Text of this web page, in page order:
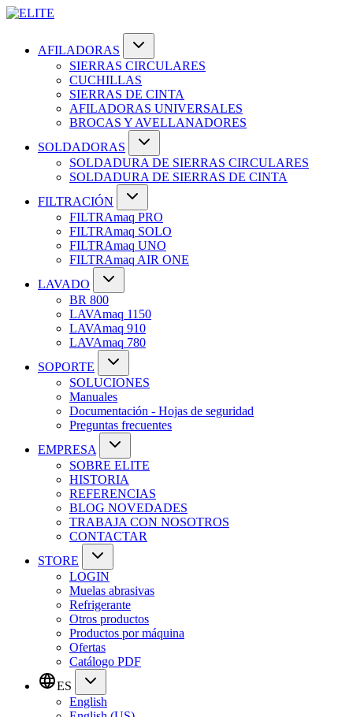
AFILADORAS
SIERRAS CIRCULARES
CUCHILLAS
SIERRAS DE CINTA
AFILADORAS UNIVERSALES
BROCAS Y AVELLANADORES
SOLDADORAS
SOLDADURA DE SIERRAS CIRCULARES
SOLDADURA DE SIERRAS DE CINTA
FILTRACIÓN
FILTRAmaq PRO
FILTRAmaq SOLO
FILTRAmaq UNO
FILTRAmaq AIR ONE
LAVADO
BR 800
LAVAmaq 1150
LAVAmaq 910
LAVAmaq 780
SOPORTE
SOLUCIONES
Manuales
Documentación - Hojas de seguridad
Preguntas frecuentes
EMPRESA
SOBRE ELITE
HISTORIA
REFERENCIAS
BLOG NOVEDADES
TRABAJA CON NOSOTROS
CONTACTAR
STORE
LOGIN
Muelas abrasivas
Refrigerante
Otros productos
Productos por máquina
Ofertas
Catálogo PDF
ES
English